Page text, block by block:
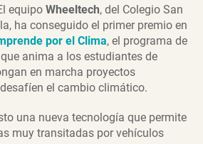
equipo Wheeltech, del Colegio San
ha conseguido el primer premio en
por el Clima, el programa de
anima a los estudiantes de
en marcha proyectos
el cambio climático.
una nueva tecnología que permite
muy transitadas por vehículos